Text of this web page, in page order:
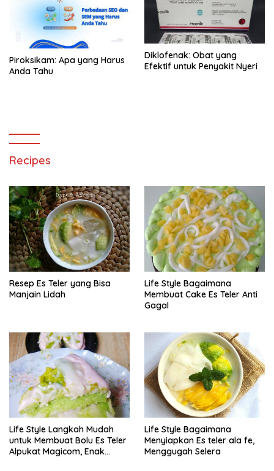
Piroksikam: Apa yang Harus
Anda Tahu
Diklofenak: Obat yang
Efektif untuk Penyakit Nyeri
Recipes
Resep Es Teler yang Bisa
Manjain Lidah
Life Style Bagaimana
Membuat Cake Es Teler Anti
Gagal
Life Style Langkah Mudah
untuk Membuat Bolu Es Teler
Alpukat Magicom, Enak
Life Style Bagaimana
Menyiapkan Es teler ala fe,
Menggugah Selera